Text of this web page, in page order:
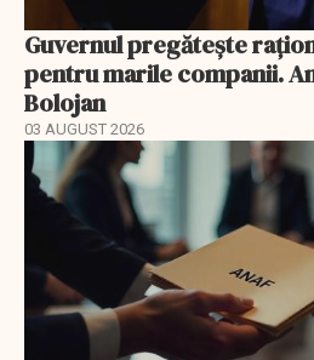
Guvernul pregătește
pentru marile companii.
Bolojan
03 AUGUST 2026